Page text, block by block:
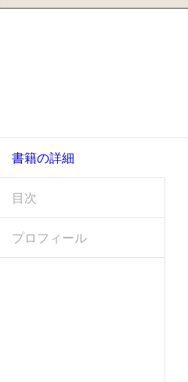
書籍の詳細
目次
プロフィール